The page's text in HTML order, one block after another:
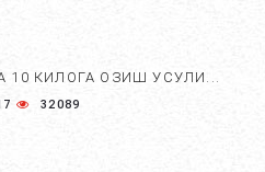
10 КИЛОГА ОЗИШ УСУЛИ...
32089